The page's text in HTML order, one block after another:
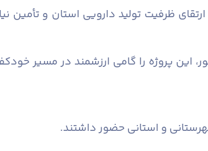
مهمی در ارتقای ظرفیت تولید دارویی استان و
این پروژه را گامی ارزشمند در مسیر
و استانی حضور داشتند.